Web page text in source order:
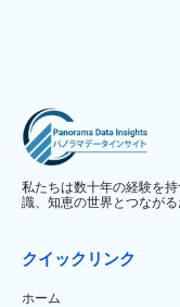
私たちは数十年の経験を
識、知恵の世界とつなが
クイックリンク
ホーム